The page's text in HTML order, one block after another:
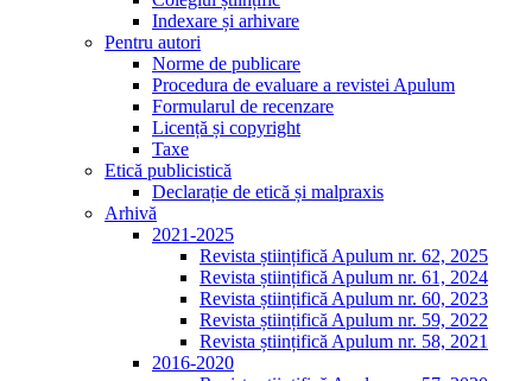
Indexare și arhivare
Pentru autori
Norme de publicare
Procedura de evaluare a revistei Apulum
Formularul de recenzare
Licență și copyright
Taxe
Etică publicistică
Declarație de etică și malpraxis
Arhivă
2021-2025
Revista științifică Apulum nr. 62, 2025
Revista științifică Apulum nr. 61, 2024
Revista științifică Apulum nr. 60, 2023
Revista științifică Apulum nr. 59, 2022
Revista științifică Apulum nr. 58, 2021
2016-2020